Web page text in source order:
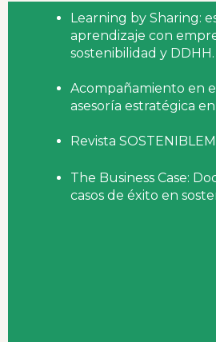
Learning by Sharing:
aprendizaje con
Acompañamiento en
asesoría estratégica
Revista
The Business Case:
casos de éxito en